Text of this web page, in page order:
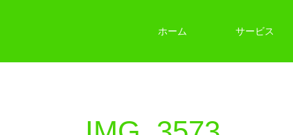
ホーム サービス